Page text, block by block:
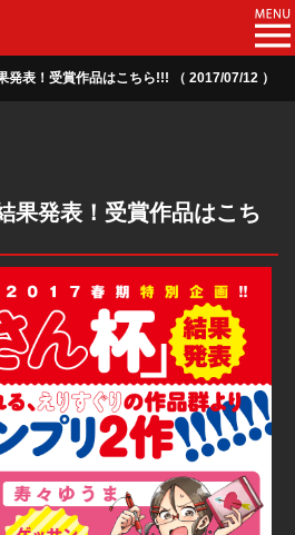
！受賞作品はこちら!!! （ 2017/07/12 ）
果発表！受賞作品はこち